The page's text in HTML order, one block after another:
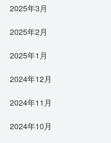
2025年3月
2025年2月
2025年1月
2024年12月
2024年11月
2024年10月